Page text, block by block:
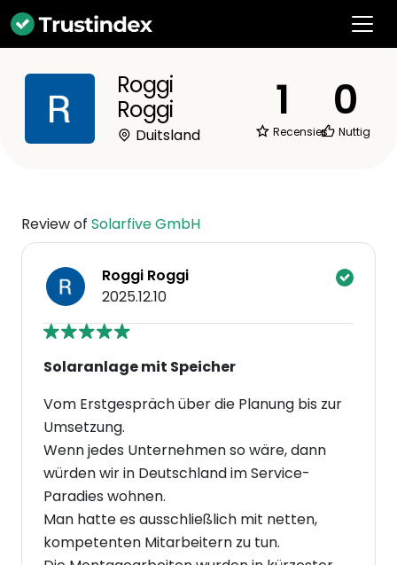
Roggi
Roggi
Duitsland
1
Recensies
0
Nuttig
Review of Solarfive GmbH
Roggi Roggi
2025.12.10
Solaranlage mit Speicher
Vom Erstgespräch über die Planung bis zur
Umsetzung.
Wenn jedes Unternehmen so wäre, dann
würden wir in Deutschland im Service-
Paradies wohnen.
Man hatte es ausschließlich mit netten,
kompetenten Mitarbeitern zu tun.